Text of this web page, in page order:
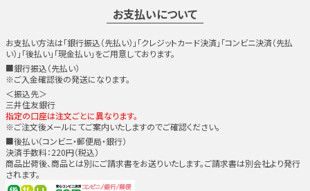
お支払いについて
お支払い方法は「銀行振込（先払い）」「クレジットカード決済」「コンビニ決済（先払
い）」「後払い」「現金払い」をご用意しております。
■銀行振込（先払い）
※ご入金確認後の発送になります。
＜振込先＞
三井住友銀行
指定の口座は注文ごとに異なります。
※ご注文後メールにてご案内いたしますのでご確認ください。
■後払い（コンビニ・郵便局・銀行）
決済手数料：220円（税込）
商品出荷後、商品とは別にご請求書をお送りいたします。ご請求書は別会社より発行
されます。